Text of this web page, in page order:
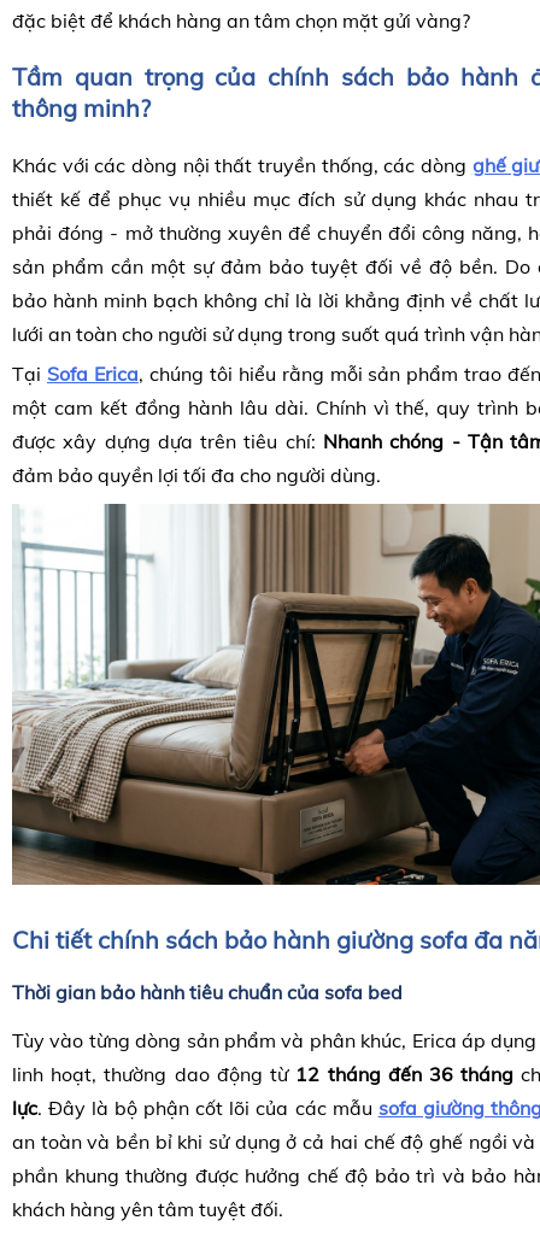
đặc biệt để khách hàng an tâm chọn mặt gửi vàng?
Tầm quan trọng của chính sách bảo hành
thông minh?
Khác với các dòng nội thất truyền thống, các dòng ghế
thiết kế để phục vụ nhiều mục đích sử dụng khác nhau
phải đóng - mở thường xuyên để chuyển đổi công năng,
sản phẩm cần một sự đảm bảo tuyệt đối về độ bền. Do
bảo hành minh bạch không chỉ là lời khẳng định về chất
lưới an toàn cho người sử dụng trong suốt quá trình vận
Tại Sofa Erica, chúng tôi hiểu rằng mỗi sản phẩm trao
một cam kết đồng hành lâu dài. Chính vì thế, quy trình
được xây dựng dựa trên tiêu chí: Nhanh chóng - Tận
đảm bảo quyền lợi tối đa cho người dùng.
Chi tiết chính sách bảo hành giường sofa đa
Thời gian bảo hành tiêu chuẩn của sofa bed
Tùy vào từng dòng sản phẩm và phân khúc, Erica áp
linh hoạt, thường dao động từ 12 tháng đến 36 tháng
lực. Đây là bộ phận cốt lõi của các mẫu sofa giường
an toàn và bền bỉ khi sử dụng ở cả hai chế độ ghế ngồi
phần khung thường được hưởng chế độ bảo trì và bảo
khách hàng yên tâm tuyệt đối.